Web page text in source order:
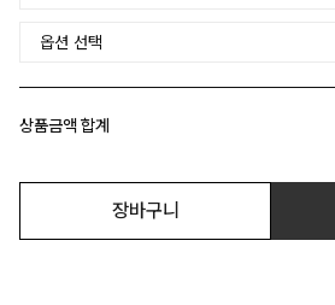
상품금액 합계
장바구니